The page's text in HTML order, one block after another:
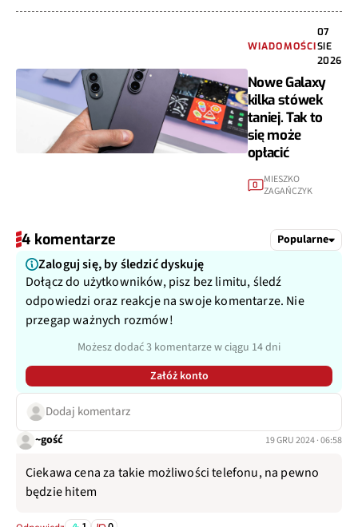
WIADOMOŚCI
07
SIE
2026
Nowe Galaxy
kilka stówek
taniej. Tak to
się może
opłacić
0 MIESZKO
ZAGAŃCZYK
4 komentarze Popularne
Zaloguj się, by śledzić dyskuję
Dołącz do użytkowników, pisz bez limitu, śledź
odpowiedzi oraz reakcje na swoje komentarze. Nie
przegap ważnych rozmów!
Możesz dodać 3 komentarze w ciągu 14 dni
Załóż konto
Dodaj komentarz
~gość 19 GRU 2024 · 06:58
Ciekawa cena za takie możliwości telefonu, na pewno
będzie hitem